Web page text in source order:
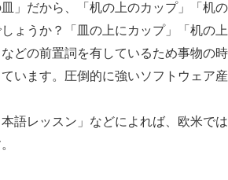
」だから、「机の上のカップ」「机
ょうか？「皿の上にカップ」「机の
どの前置詞を有しているため事物の
います。圧倒的に強いソフトウェア
語レッスン」などによれば、欧米で